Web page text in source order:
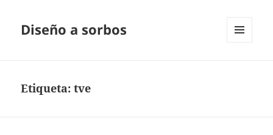
Diseño a sorbos
Etiqueta:tve